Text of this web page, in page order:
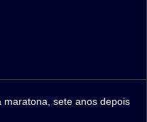
maratona, sete anos depois